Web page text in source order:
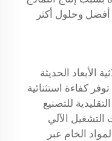
أفضل وحلول أكثر
الحديثة
كفاءة استثنائية
للتصنيع
التشغيل الآلي
الخام عبر